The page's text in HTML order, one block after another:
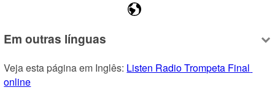
Em outras línguas
Veja esta página em Inglês: Listen Radio Trompeta Final
online